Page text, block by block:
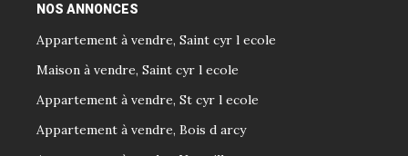
NOS ANNONCES
Appartement à vendre, Saint cyr l ecole
Maison à vendre, Saint cyr l ecole
Appartement à vendre, St cyr l ecole
Appartement à vendre, Bois d arcy